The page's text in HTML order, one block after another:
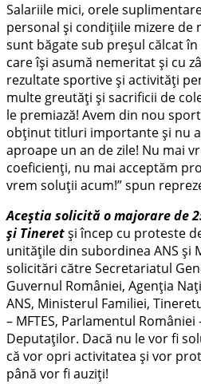
Salariile mici, orele
personal și condițiile mizere de
sunt băgate sub preșul călcat
care își asumă nemeritat și cu
rezultate sportive și activități
multe greutăți și sacrificii de
le premiază! Avem din nou
obținut titluri importante și nu
aproape un an de zile! Nu mai
coeficienți, nu mai acceptăm
vrem soluții acum!” spun
Aceștia solicită o majorare de
și Tineretși încep cu proteste
unitățile din subordinea ANS și
solicitări către Secretariatul
Guvernul României, Agenția
ANS, Ministerul Familiei,
– MFTES, Parlamentul României
Deputaților. Dacă nu le vor fi
că vor opri activitatea și vor
până vor fi auziți!